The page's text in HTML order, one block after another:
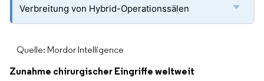
Verbreitung von Hybrid-Operationssälen
Quelle: Mordor Intelligence
Zunahme chirurgischer Eingriffe weltweit